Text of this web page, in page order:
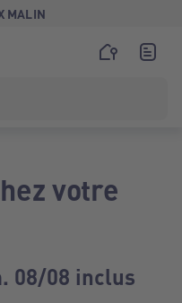
MALIN
votre
08/08 inclus